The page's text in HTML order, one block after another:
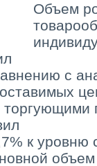
Объем
с
к уровню
объем